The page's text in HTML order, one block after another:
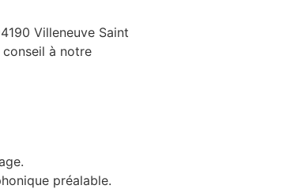
Villeneuve Saint
à notre
préalable.